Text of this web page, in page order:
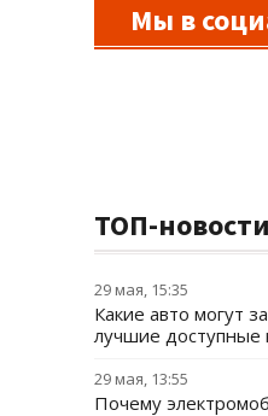
Мы в
ТОП-новости
29 мая, 15:35
Какие авто могут
лучшие доступные
29 мая, 13:55
Почему